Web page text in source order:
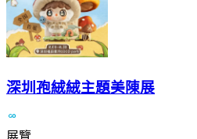
深圳孢絨絨主題美陳展